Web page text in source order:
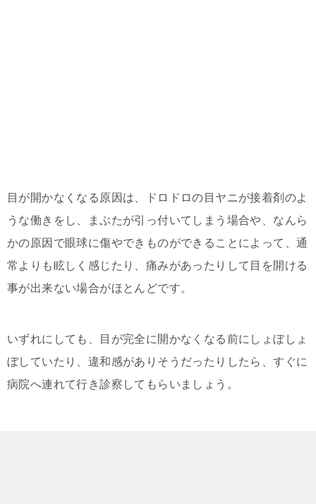
目が開かなくなる原因は、ドロドロの目ヤニが接着剤のよ
うな働きをし、まぶたが引っ付いてしまう場合や、なんら
かの原因で眼球に傷やできものができることによって、通
常よりも眩しく感じたり、痛みがあったりして目を開ける
事が出来ない場合がほとんどです。
いずれにしても、目が完全に開かなくなる前にしょぼしょ
ぼしていたり、違和感がありそうだったりしたら、すぐに
病院へ連れて行き診察してもらいましょう。